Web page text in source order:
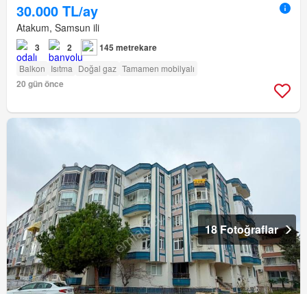
30.000 TL/ay
Atakum, Samsun ili
3 2 145 metrekare
Balkon Isıtma Doğal gaz Tamamen mobilyalı
20 gün önce
18 Fotoğraflar